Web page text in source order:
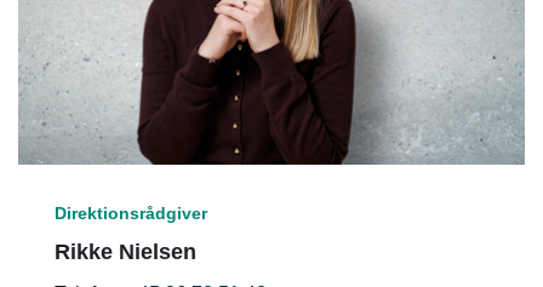
Direktionsrådgiver
Rikke Nielsen